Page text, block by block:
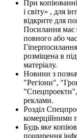
При
і світу» , для
відкрите для
Посилання має
повного або
розміщена в
матеріалу.
Новини з
"Регіони",
реклами.
Розділ
комерційними
Будь яке
поширення